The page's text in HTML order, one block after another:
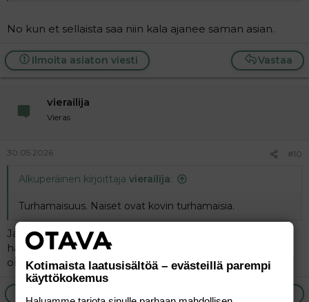
No kun et sellaista saa niin kala ajanee saman asian.
Vastaa
Ilmoita asiaton viesti
vierailija
Vieras
30.05.2026 #10
Alkuperäinen kirjoittaja vierailija:
Turhamaisuus. Naiset ovat kovin turhamaisia.
Ja kun kerran otat niin olet koukussa: kun täytteet
haihtuu, jää jäljelle vain venyneet pussit ja pakkohan ne
on taas täyttää...
Kotimaista laatusisältöä – evästeillä parempi
käyttökokemus